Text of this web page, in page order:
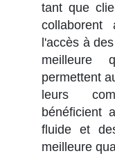
tant que
collaborent
l'accès à
meilleure
permettent
leurs
bénéficient
fluide et
meilleure